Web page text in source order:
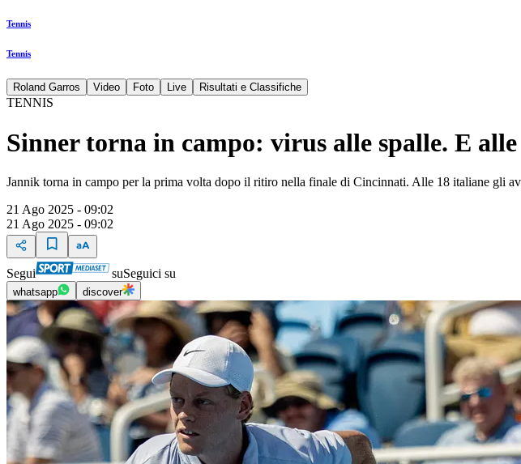
Tennis
Tennis
Roland Garros Video Foto Live Risultati e Classifiche
TENNIS
Sinner torna in campo: virus alle spalle. E
Jannik torna in campo per la prima volta dopo il ritiro nella finale di Cincinnati. Alle 18 italiane gli
21 Ago 2025 - 09:02
21 Ago 2025 - 09:02
Segui suSeguici su
whatsapp discover